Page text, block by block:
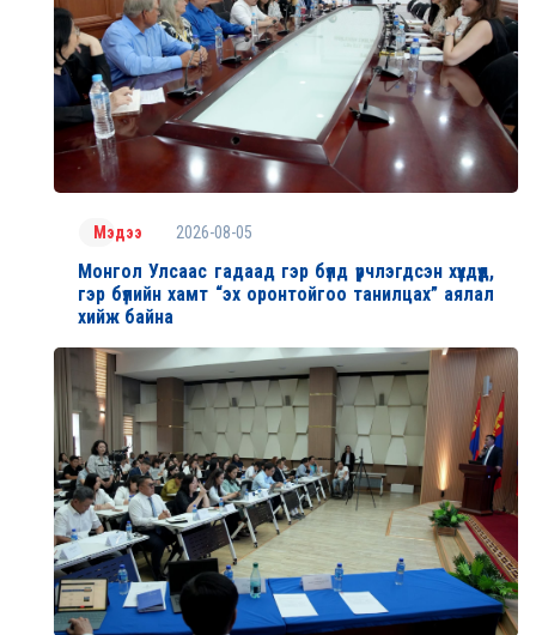
Мэдээ 2026-08-05
Монгол Улсаас гадаад гэр бүлд үрчлэгдсэн хүүхдүүд,
гэр бүлийн хамт “эх оронтойгоо танилцах” аялал
хийж байна